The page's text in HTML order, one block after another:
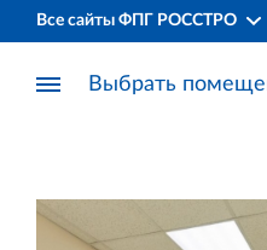
Все сайты ФПГ РОССТРО
Выбрать